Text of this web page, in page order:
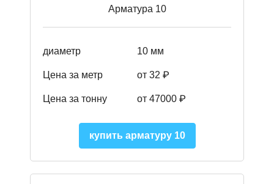
Арматура 10
диаметр 10 мм
Цена за метр от 32 ₽
Цена за тонну от 47000 ₽
купить арматуру 10